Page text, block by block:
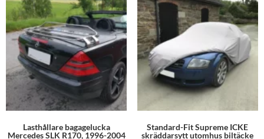
Lasthållare bagagelucka
Mercedes SLK R170, 1996-2004
Standard-Fit Supreme ICKE
skräddarsytt utomhus biltäcke